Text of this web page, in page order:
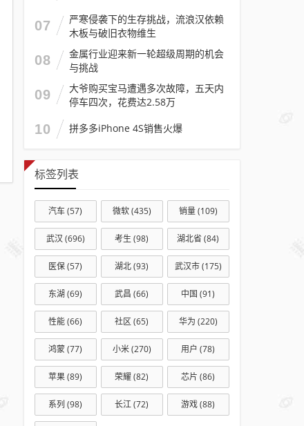
07
严寒侵袭下的生存挑战，流浪汉依赖
木板与破旧衣物维生
08
金属行业迎来新一轮超级周期的机会
与挑战
09
大爷购买宝马遭遇多次故障，五天内
停车四次，花费达2.58万
10 拼多多iPhone 4S销售火爆
标签列表
汽车(57) 微软(435) 销量(109)
武汉 (696) 考生 (98) 湖北省 (84)
医保(57) 湖北(93) 武汉市(175)
东湖 (69) 武昌 (66) 中国 (91)
性能(66) 社区 (65) 华为 (220)
鸿蒙(77) 小米(270) 用户 (78)
苹果(89) 荣耀(82) 芯片 (86)
系列 (98) 长江(72) 游戏(88)